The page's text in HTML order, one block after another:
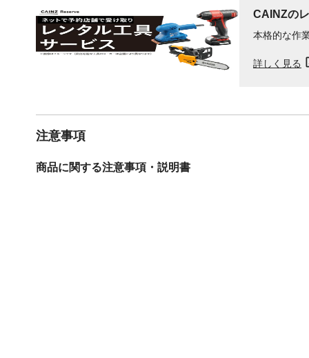
CAINZの
本格的な作
詳しく見る
注意事項
商品に関する注意事項・説明書